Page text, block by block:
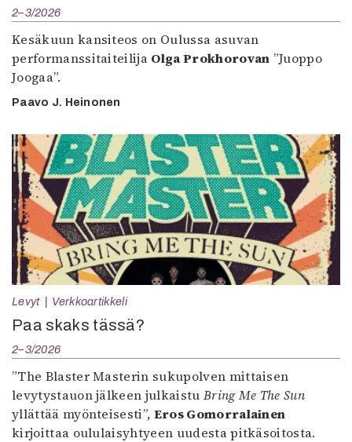
2–3/2026
Kesäkuun kansiteos on Oulussa asuvan
performanssitaiteilija Olga Prokhorovan ”Juoppo
Joogaa”.
Paavo J. Heinonen
Levyt Verkkoartikkeli
Paa skaks tässä?
2–3/2026
”The Blaster Masterin sukupolven mittaisen
levytystauon jälkeen julkaistu Bring Me The Sun
yllättää myönteisesti”, Eros Gomorralainen
kirjoittaa oululaisyhtyeen uudesta pitkäsoitosta.